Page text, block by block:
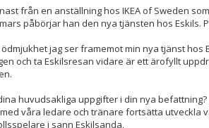
från en anställning hos IKEA of Sweden
påbörjar han den nya tjänsten hos Eskils.
jag ser framemot min nya tjänst hos
och ta Eskilsresan vidare är ett ärofyllt
huvudsakliga uppgifter i din nya befattning?
våra ledare och tränare fortsätta utveckla
i sann Eskilsanda,